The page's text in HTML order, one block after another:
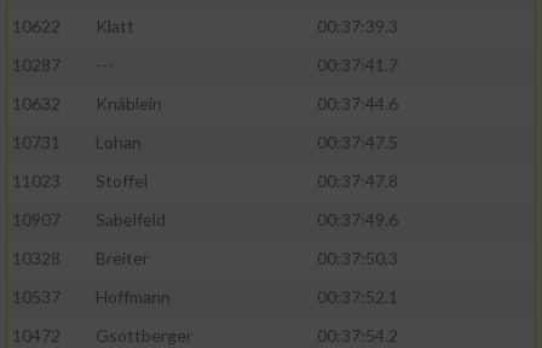
10622
Klatt
00:37:39.3
10287
---
00:37:41.7
10632
Knäblein
00:37:44.6
10731
Lohan
00:37:47.5
11023
Stoffel
00:37:47.8
10907
Sabelfeld
00:37:49.6
10328
Breiter
00:37:50.3
10537
Hoffmann
00:37:52.1
10472
Gsottberger 00:37:54.2